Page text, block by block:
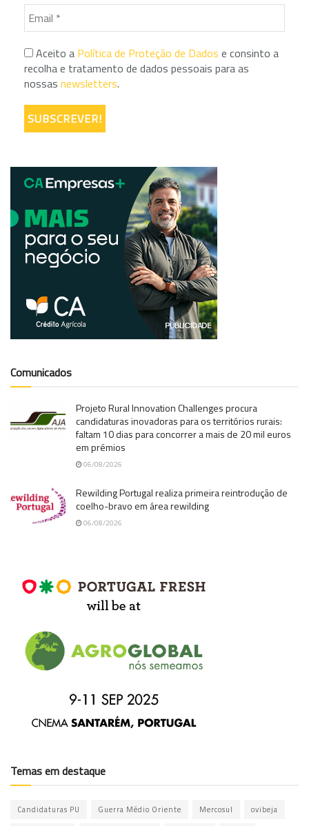
Aceito a Política de Proteção de Dados e consinto a
recolha e tratamento de dados pessoais para as
nossas newsletters.
Comunicados
Projeto Rural Innovation Challenges procura
candidaturas inovadoras para os territórios rurais:
faltam 10 dias para concorrer a mais de 20 mil euros
em prémios
06/08/2026
Rewilding Portugal realiza primeira reintrodução de
coelho-bravo em área rewilding
06/08/2026
Temas em destaque
Candidaturas PU Guerra Médio Oriente Mercosul ovibeja